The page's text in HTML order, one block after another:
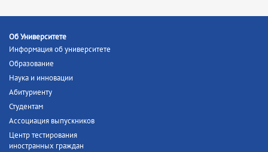
Об Университете
Информация об университете
Образование
Наука и инновации
Абитуриенту
Студентам
Ассоциация выпускников
Центр тестирования
иностранных граждан